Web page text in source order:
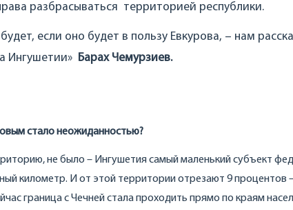
разбрасываться территорией республики.
если оно будет в пользу Евкурова, – нам
Ингушетии» Барах Чемурзиев.
стало неожиданностью?
не было – Ингушетия самый маленький субъект
километр. И от этой территории отрезают 9 процентов
граница с Чечней стала проходить прямо по краям